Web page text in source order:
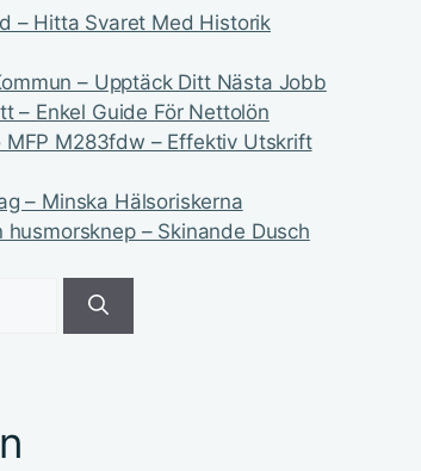
– Hitta Svaret Med Historik
– Upptäck Ditt Nästa Jobb
– Enkel Guide För Nettolön
MFP M283fdw – Effektiv Utskrift
– Minska Hälsoriskerna
– Skinande Dusch